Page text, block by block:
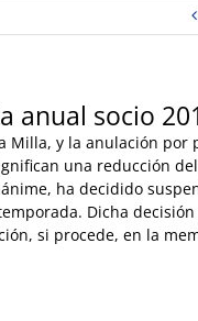
anual socio
Milla, y la anulación por
una reducción
ha decidido
Dicha
si procede, en la